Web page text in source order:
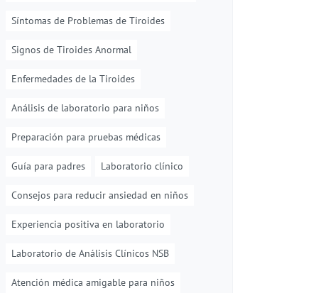
Síntomas de Problemas de Tiroides
Signos de Tiroides Anormal
Enfermedades de la Tiroides
Análisis de laboratorio para niños
Preparación para pruebas médicas
Guía para padres Laboratorio clínico
Consejos para reducir ansiedad en niños
Experiencia positiva en laboratorio
Laboratorio de Análisis Clínicos NSB
Atención médica amigable para niños